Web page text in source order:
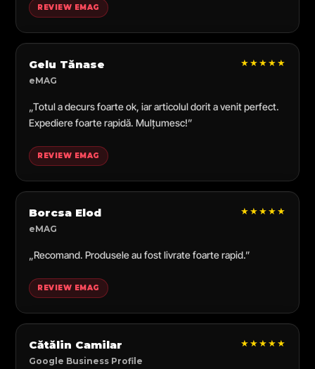
REVIEW EMAG
Gelu Tănase
eMAG
★★★★★
„Totul a decurs foarte ok, iar articolul dorit a venit perfect.
Expediere foarte rapidă. Mulțumesc!”
REVIEW EMAG
Borcsa Elod
eMAG
★★★★★
„Recomand. Produsele au fost livrate foarte rapid.”
REVIEW EMAG
Cătălin Camilar
Google Business Profile
★★★★★